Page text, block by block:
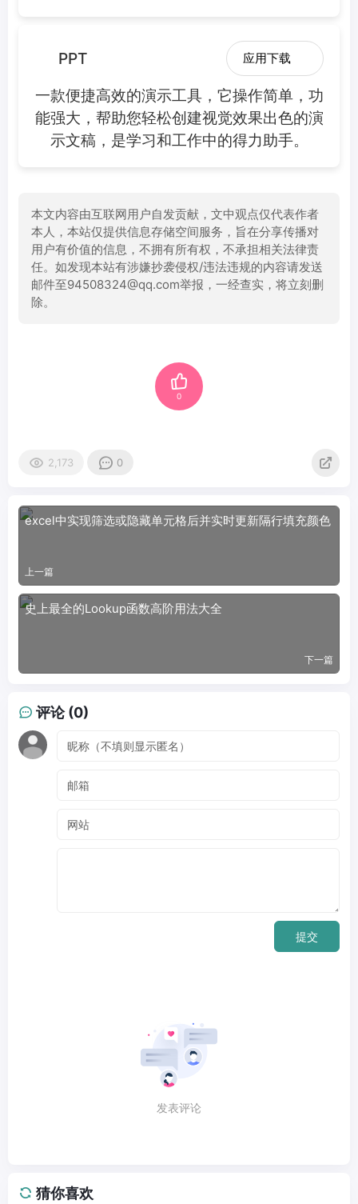
PPT 应用下载
一款便捷高效的演示工具，它操作简单，功
能强大，帮助您轻松创建视觉效果出色的演
示文稿，是学习和工作中的得力助手。
本文内容由互联网用户自发贡献，文中观点仅代表作者
本人，本站仅提供信息存储空间服务，旨在分享传播对
用户有价值的信息，不拥有所有权，不承担相关法律责
任。如发现本站有涉嫌抄袭侵权/违法违规的内容请发送
邮件至94508324@qq.com举报，一经查实，将立刻删
除。
0
2,173 0
excel中实现筛选或隐藏单元格后并实时更新隔行填充颜色
上一篇
史上最全的Lookup函数高阶用法大全
下一篇
评论 (0)
提交
发表评论
猜你喜欢